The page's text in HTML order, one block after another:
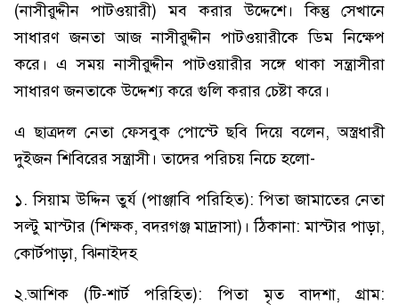
(নাসীরুদ্দীন পাটওয়ারী) মব করার উদ্দেশে। কিন্তু সেখানে
সাধারণ জনতা আজ নাসীরুদ্দীন পাটওয়ারীকে ডিম নিক্ষেপ
করে। এ সময় নাসীরুদ্দীন পাটওয়ারীর সঙ্গে থাকা সন্ত্রাসীরা
সাধারণ জনতাকে উদ্দেশ্য করে গুলি করার চেষ্টা করে।
এ ছাত্রদল নেতা ফেসবুক পোস্টে ছবি দিয়ে বলেন, অস্ত্রধারী
দুইজন শিবিরের সন্ত্রাসী। তাদের পরিচয় নিচে হলো-
১. সিয়াম উদ্দিন তুর্য (পাঞ্জাবি পরিহিত): পিতা জামাতের নেতা
সল্টু মাস্টার (শিক্ষক, বদরগঞ্জ মাদ্রাসা)। ঠিকানা: মাস্টার পাড়া,
কোর্টপাড়া, ঝিনাইদহ
২.আশিক (টি-শার্ট পরিহিত): পিতা মৃত বাদশা, গ্রাম: